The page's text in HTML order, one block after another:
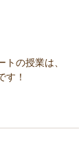
の授業は、
す！